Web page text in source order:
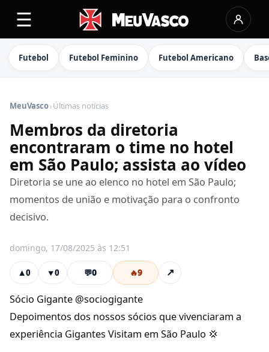
☰
Futebol Futebol Feminino Futebol Americano
MeuVasco›Últimas notícias
Membros da diretoria
encontraram o time no hotel
em São Paulo; assista ao vídeo
Diretoria se une ao elenco no hotel em São Paulo;
momentos de união e motivação para o confronto
decisivo.
domingo, 17/08/2025 às 12:51
▲0 ▼0 💬0 🔥9 ↗
Sócio Gigante @sociogigante
Depoimentos dos nossos sócios que vivenciaram a
experiência Gigantes Visitam em São Paulo 💢